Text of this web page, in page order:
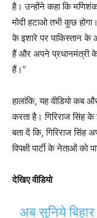
है। उन्होंने कहा कि
मोदी हटाओ तभी कुछ
के इशारे पर पाकिस्तान
हैं और अपने प्रधानमंत्री के
हैं।”
हालांकि, यह वीडियो कब
करता है। गिरिराज सिंह
बता दें कि, गिरिराज सिंह
विपक्षी पार्टी के नेताओं
देखिए वीडियो
अब सुनिये